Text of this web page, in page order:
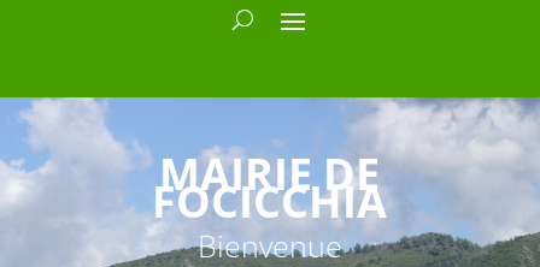
MAIRIE DE
FOCICCHIA
Bienvenue